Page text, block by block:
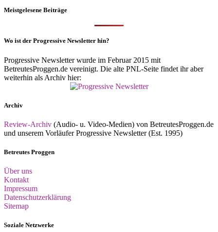
Meistgelesene Beiträge
Wo ist der Progressive Newsletter hin?
Progressive Newsletter wurde im Februar 2015 mit
BetreutesProggen.de vereinigt. Die alte PNL-Seite findet ihr aber
weiterhin als Archiv hier:
Archiv
Review-Archiv (Audio- u. Video-Medien) von BetreutesProggen.de
und unserem Vorläufer Progressive Newsletter (Est. 1995)
Betreutes Proggen
Über uns
Kontakt
Impressum
Datenschutzerklärung
Sitemap
Soziale Netzwerke